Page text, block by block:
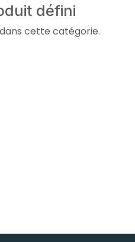
défini
cette catégorie.